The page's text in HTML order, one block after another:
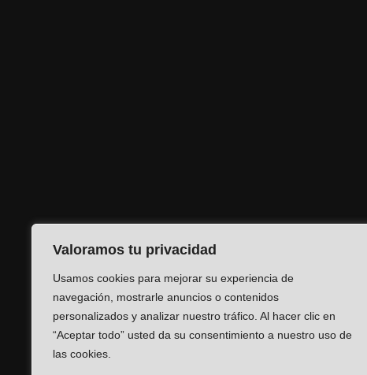
Valoramos tu privacidad
Usamos cookies para mejorar su experiencia de
navegación, mostrarle anuncios o contenidos
personalizados y analizar nuestro tráfico. Al hacer clic en
“Aceptar todo” usted da su consentimiento a nuestro uso de
las cookies.